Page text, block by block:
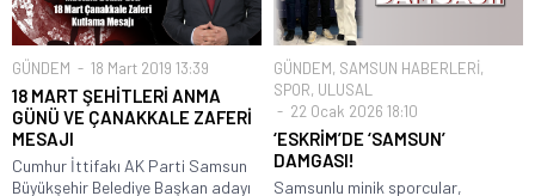
GÜNDEM 18 Mart 2019 13:39
18 MART ŞEHİTLERİ ANMA
GÜNÜ VE ÇANAKKALE ZAFERİ
MESAJI
Cumhur İttifakı AK Parti Samsun
Büyükşehir Belediye Başkan adayı
GÜNDEM, SAMSUN HABERLERİ,
SPOR, ULUSAL
22 Ocak 2026 18:10
‘ESKRİM’DE ‘SAMSUN’
DAMGASI!
Samsunlu minik sporcular,